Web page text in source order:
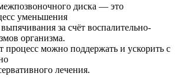
диска — это
уменьшения
за счёт воспалительно-
организма.
процесс можно поддержать и ускорить с
лечения.